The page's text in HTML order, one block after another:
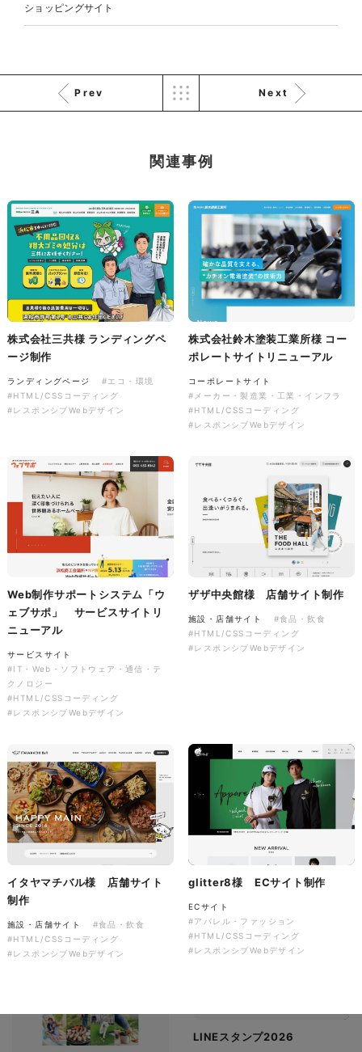
サイト制作
サービスサイト
#アパレル・ファッション
#HTML/CSSコーディング
#レスポンシブWebデザイン
音楽萬屋Kent様 コーポレート
サイト制作
コーポレートサイト
#専門店・小売
#HTML/CSSコーディング
#レスポンシブWebデザイン
有限会社ディーズ様 ハンドタ
ルティ制作。
ノベルティ
#建設・住宅・不動産・インテリア
#イラスト
#ノベルティ
LINEスタンプ2026
ショッピングサイト
Prev Next
関連事例
株式会社三共様 ランディングペ
ージ制作
ランディングページ
#エコ・環境
#HTML/CSSコーディング
#レスポンシブWebデザイン
株式会社鈴木塗装工業所様 コー
ポレートサイトリニューアル
コーポレートサイト
#メーカー・製造業・工業・インフラ
#HTML/CSSコーディング
#レスポンシブWebデザイン
Web制作サポートシステム「ウ
ェブサポ」 サービスサイトリ
ニューアル
サービスサイト
#IT・Web・ソフトウェア・通信・テ
クノロジー
#HTML/CSSコーディング
#レスポンシブWebデザイン
ザザ中央館様 店舗サイト制作
施設・店舗サイト
#食品・飲食
#HTML/CSSコーディング
#レスポンシブWebデザイン
イタヤマチバル様 店舗サイト
制作
施設・店舗サイト
#食品・飲食
#HTML/CSSコーディング
#レスポンシブWebデザイン
glitter8様 ECサイト制作
ECサイト
#アパレル・ファッション
#HTML/CSSコーディング
#レスポンシブWebデザイン